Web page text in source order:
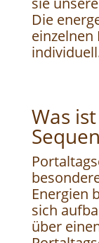
Die
einzelnen
Was
Energien
sich
über